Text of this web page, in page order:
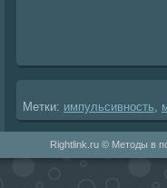
Метки: импульсивность
Rightlink.ru © Методы в